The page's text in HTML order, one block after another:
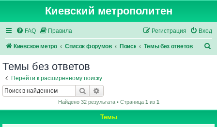
Киевский метрополитен
FAQ Правила Вход
Регистрация
Киевское метро Список форумов Поиск Темы без ответов
Темы без ответов
Перейти к расширенному поиску
Поиск
Найдено 32 результата • Страница 1из 1
Темы